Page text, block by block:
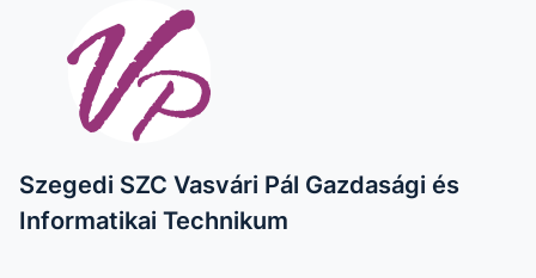
Szegedi SZC Vasvári Pál Gazdasági és
Informatikai Technikum